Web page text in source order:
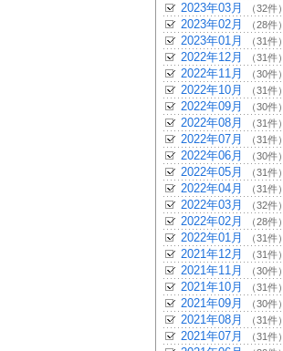
2023年03月 （32件）
2023年02月 （28件）
2023年01月 （31件）
2022年12月 （31件）
2022年11月 （30件）
2022年10月 （31件）
2022年09月 （30件）
2022年08月 （31件）
2022年07月 （31件）
2022年06月 （30件）
2022年05月 （31件）
2022年04月 （31件）
2022年03月 （32件）
2022年02月 （28件）
2022年01月 （31件）
2021年12月 （31件）
2021年11月 （30件）
2021年10月 （31件）
2021年09月 （30件）
2021年08月 （31件）
2021年07月 （31件）